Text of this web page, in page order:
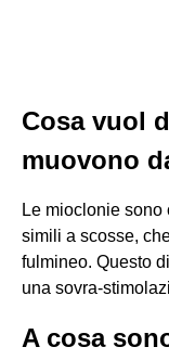
Cosa vuol
muovono
Le mioclonie
simili a scosse,
fulmineo. Questo
una sovra-
A cosa